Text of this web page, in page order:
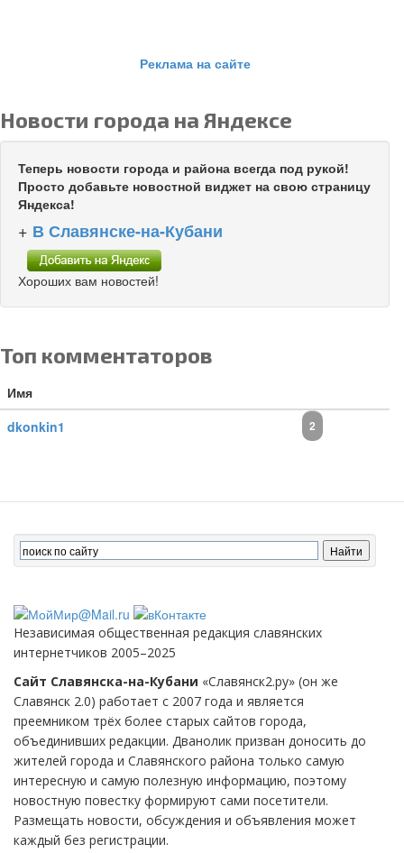
Реклама на сайте
Новости города на Яндексе
Теперь новости города и района всегда под рукой!
Просто добавьте новостной виджет на свою страницу
Яндекса!
+ В Славянске-на-Кубани
Хороших вам новостей!
Топ комментаторов
Имя
dkonkin1
2
Независимая общественная редакция славянских
интернетчиков 2005–2025
Сайт Славянска-на-Кубани «Славянск2.ру» (он же
Славянск 2.0) работает с 2007 года и является
преемником трёх более старых сайтов города,
объединивших редакции. Дванолик призван доносить до
жителей города и Славянского района только самую
интересную и самую полезную информацию, поэтому
новостную повестку формируют сами посетители.
Размещать новости, обсуждения и объявления может
каждый без регистрации.